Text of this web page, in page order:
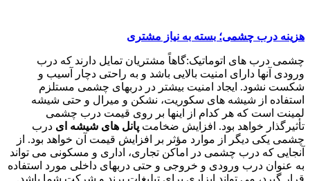
هزینه درب چشمی؛ بسته به نیاز مشتری
چشمی درب های اتوماتیک:گاهاً مشتریان تمایل دارند که درب
ورودی آنها دارای امنیت بالایی باشد و به راحتی دچار آسیب و
شکست نشود. ایجاد امنیت بیشتر در دربهای چشمی مستلزم
استفاده از شیشه های سکوریت، نشکن و میرال و حتی شیشه
لمینت است که هر کدام از اینها بر روی قیمت درب چشمی
تأثیرگذار خواهد بود. افزایش ضخامت پانل های شیشه ای درب
چشمی یکی دیگر از موارد مؤثر بر افزایش قیمت آن خواهد بود. از
آنجایی که درب چشمی در اماکن تجاری، اداری و مسکونی می تواند
به عنوان درب ورودی و خروجی و حتی دربهای داخلی مورد استفاده